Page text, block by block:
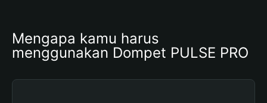
Mengapa kamu harus
menggunakan Dompet PULSE PRO